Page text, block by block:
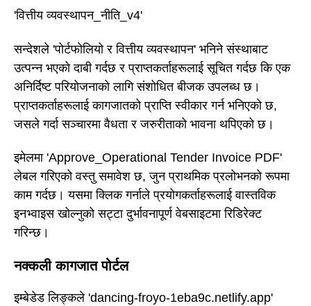
'वित्तीय व्यवस्थापन_नीति_v4'
सन्देशले 'पोर्टफोलियो र वित्तीय व्यवस्थापन' भनिने संस्थाबाट
उत्पन्न भएको दाबी गर्दछ र प्राप्तकर्ताहरूलाई सूचित गर्दछ कि एक
अनिर्दिष्ट परियोजनाको लागि संशोधित बीजक उपलब्ध छ।
प्राप्तकर्ताहरूलाई कागजातको प्राप्ति स्वीकार गर्न भनिएको छ,
जसले गर्दा सञ्चारमा वैधता र जरुरीताको भावना थपिएको छ।
इमेलमा 'Approve_Operational Tender Invoice PDF'
लेबल गरिएको वस्तु समावेश छ, जुन प्राथमिक प्रलोभनको रूपमा
काम गर्दछ। यसमा क्लिक गर्नाले प्रयोगकर्ताहरूलाई वास्तविक
इनभ्वाइस खोल्नुको सट्टा दुर्भावनापूर्ण वेबसाइटमा रिडिरेक्ट
गरिन्छ।
नक्कली कागजात पोर्टल
इम्बेडेड लिङ्कले 'dancing-froyo-1eba9c.netlify.app'